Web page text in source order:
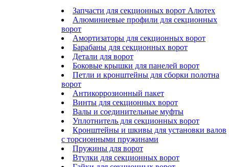
Запчасти для секционных ворот Алютех
Алюминиевые профили для секционных
ворот
Амортизаторы для секционных ворот
Барабаны для секционных ворот
Детали для ворот
Боковые крышки для панелей ворот
Петли и кронштейны для сборки полотна
ворот
Антикоррозионный пакет
Винты для секционных ворот
Валы и соединительные муфты
Уплотнитель для секционных ворот
Кронштейны и шкивы для установки валов
с торсионными пружинами
Пружины для ворот
Втулки для секционных ворот